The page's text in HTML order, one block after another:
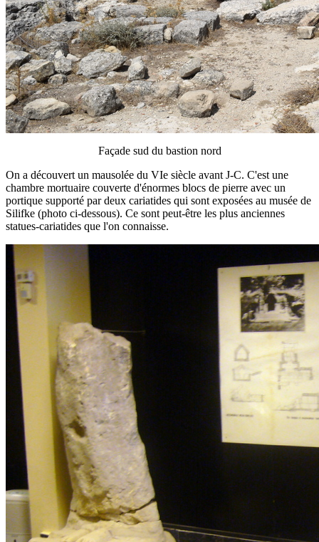
Façade sud du bastion nord
On a découvert un mausolée du VIe siècle avant J-C. C'est une
chambre mortuaire couverte d'énormes blocs de pierre avec un
portique supporté par deux cariatides qui sont exposées au musée de
Silifke (photo ci-dessous). Ce sont peut-être les plus anciennes
statues-cariatides que l'on connaisse.